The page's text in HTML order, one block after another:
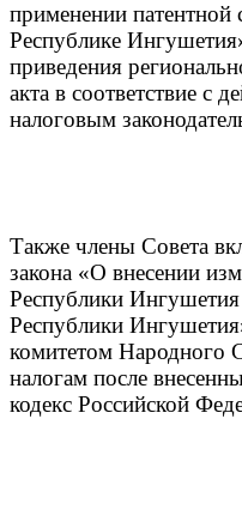
применении патентной
Республике
приведения
акта в соответствие с
налоговым
Также члены Совета
закона «О внесении
Республики
Республики
комитетом Народного
налогам после
кодекс Российской